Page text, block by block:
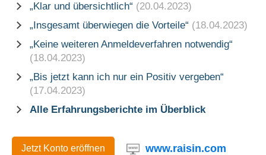
„Klar und übersichtlich“ (20.04.2023)
„Insgesamt überwiegen die Vorteile“ (18.04.2023)
„Keine weiteren Anmeldeverfahren notwendig“
(18.04.2023)
„Bis jetzt kann ich nur ein Positiv vergeben“
(17.04.2023)
Alle Erfahrungsberichte im Überblick
Jetzt Konto eröffnen www.raisin.com